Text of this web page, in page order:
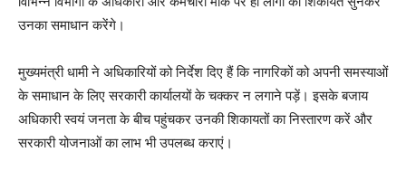
उनका समाधान करेंगे।
मुख्यमंत्री धामी ने अधिकारियों को निर्देश दिए हैं कि नागरिकों को अपनी समस्याओं
के समाधान के लिए सरकारी कार्यालयों के चक्कर न लगाने पड़ें। इसके बजाय
अधिकारी स्वयं जनता के बीच पहुंचकर उनकी शिकायतों का निस्तारण करें और
सरकारी योजनाओं का लाभ भी उपलब्ध कराएं।